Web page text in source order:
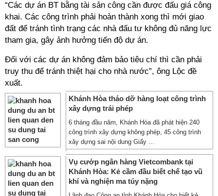
“Các dự án BT bằng tài sản công cần được đấu giá công
khai. Các công trình phải hoàn thành xong thì mới giao
đất để tránh tình trạng các nhà đấu tư không đủ năng lực
tham gia, gây ảnh hưởng tiến độ dự án.
Đối với các dự án không đảm bảo tiêu chí thì cần phải
truy thu để tránh thiệt hại cho nhà nước”, ông Lộc đề
xuất.
Khánh Hòa tháo dỡ hàng loạt công trình
xây dựng trái phép
6 tháng đầu năm, Khánh Hòa đã phát hiện 240
công trình xây dựng không phép, 45 công trình
xây dựng sai nội dung Giấy ...
Vụ cướp ngân hàng Vietcombank tại
Khánh Hòa: Kẻ cầm đầu biết chế tạo vũ
khí và nghiện ma túy nặng